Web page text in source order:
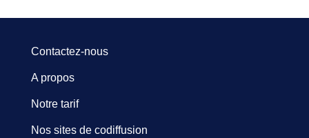
Contactez-nous
A propos
Notre tarif
Nos sites de codiffusion